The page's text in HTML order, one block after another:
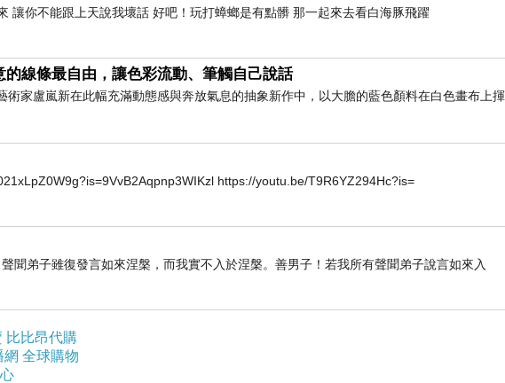
讓你不能跟上天說我壞話 好吧！玩打蟑螂是有點髒 那一起來去看白海豚飛躍
線條最自由，讓色彩流動、筆觸自己說話
術家盧嵐新在此幅充滿動態感與奔放氣息的抽象新作中，以大膽的藍色顏料在白色畫布上
https://youtu.be/T9R6YZ294Hc?is=
聞弟子雖復發言如來涅槃，而我實不入於涅槃。善男子！若我所有聲聞弟子說言如來入
比比昂代購
網 全球購物